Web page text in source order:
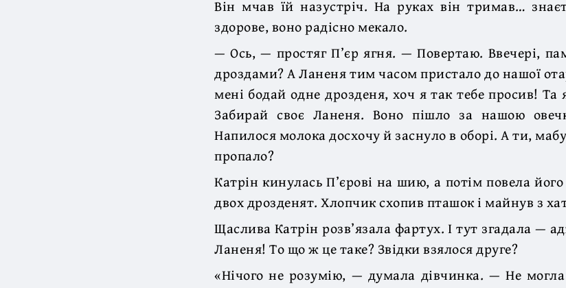
Він мчав їй назустріч. На руках він тримав…
здорове, воно радісно мекало.
— Ось, — простяг П’єр ягня. — Повертаю. Ввечері,
дроздами? А Ланеня тим часом пристало до нашої
мені бодай одне дрозденя, хоч я так тебе просив! Та
Забирай своє Ланеня. Воно пішло за нашою
Напилося молока досхочу й заснуло в оборі. А ти,
пропало?
Катрін кинулась П’єрові на шию, а потім повела
двох дрозденят. Хлопчик схопив пташок і майнув з
Щаслива Катрін розв’язала фартух. І тут згадала —
Ланеня! То що ж це таке? Звідки взялося друге?
«Нічого не розумію, — думала дівчинка. — Не